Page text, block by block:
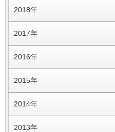
2018年
2017年
2016年
2015年
2014年
2013年